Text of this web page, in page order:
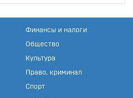
Финансы и налоги
Общество
Культура
Право, криминал
Спорт